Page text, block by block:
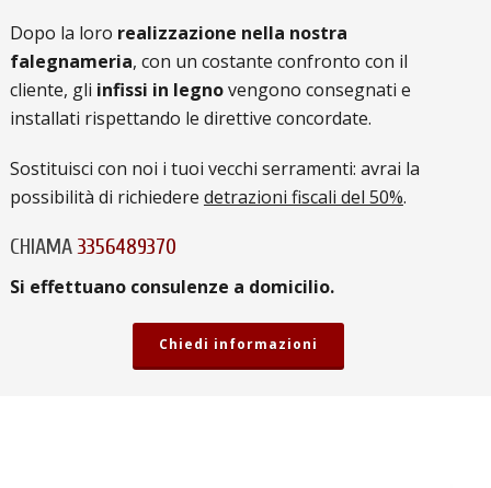
Dopo la loro realizzazione nella nostra
falegnameria, con un costante confronto con il
cliente, gli infissi in legnovengono consegnati e
installati rispettando le direttive concordate.
Sostituisci con noi i tuoi vecchi serramenti: avrai la
possibilità di richiedere detrazioni fiscali del 50%.
CHIAMA3356489370
Si effettuano consulenze a domicilio.
Chiedi informazioni